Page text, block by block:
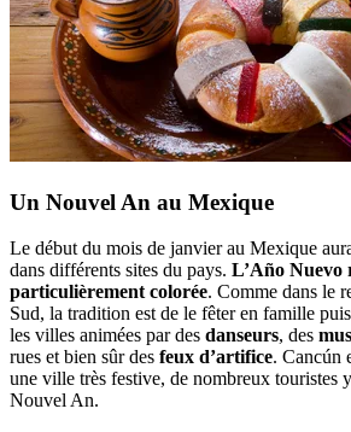
Un Nouvel An au Mexique
Le début du mois de janvier au Mexique
dans différents sites du pays. L’Año Nuevo
particulièrement colorée. Comme dans le
Sud, la tradition est de le fêter en famille
les villes animées par des danseurs, des
rues et bien sûr des feux d’artifice. Cancún
une ville très festive, de nombreux touristes
Nouvel An.